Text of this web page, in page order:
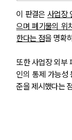
이 판결은 사업장
으며 폐기물의 위
한다는 점을 명확
또한 사업장 외부
인의 통제 가능성
준을 제시했다는